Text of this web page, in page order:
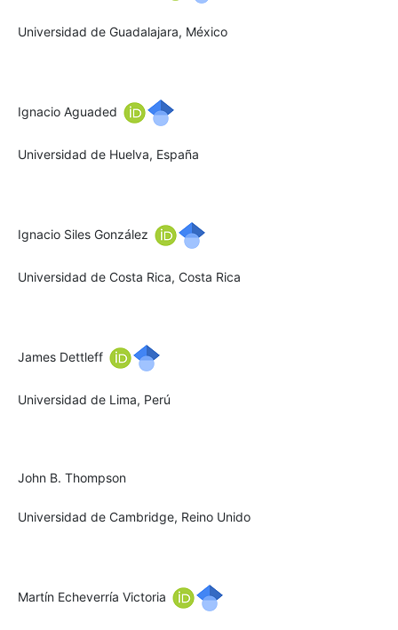
Universidad de Guadalajara, México
Ignacio Aguaded
Universidad de Huelva, España
Ignacio Siles González
Universidad de Costa Rica, Costa Rica
James Dettleff
Universidad de Lima, Perú
John B. Thompson
Universidad de Cambridge, Reino Unido
Martín Echeverría Victoria